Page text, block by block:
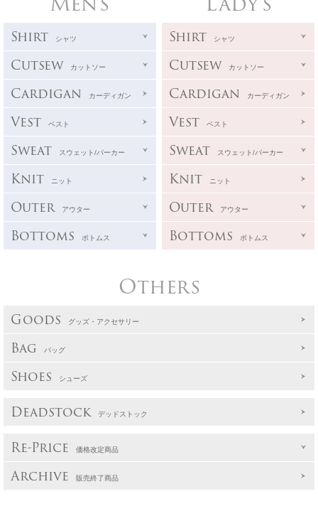
Shirt シャツ
Cutsew カットソー
Cardigan カーディガン
Vest ベスト
Sweat スウェット/パーカー
Knit ニット
Outer アウター
Bottoms ボトムス
Shirt シャツ
Cutsew カットソー
Cardigan カーディガン
Vest ベスト
Sweat スウェット/パーカー
Knit ニット
Outer アウター
Bottoms ボトムス
Others
Goods グッズ・アクセサリー
Bag バッグ
Shoes シューズ
Deadstock デッドストック
Re-Price 価格改定商品
Archive 販売終了商品